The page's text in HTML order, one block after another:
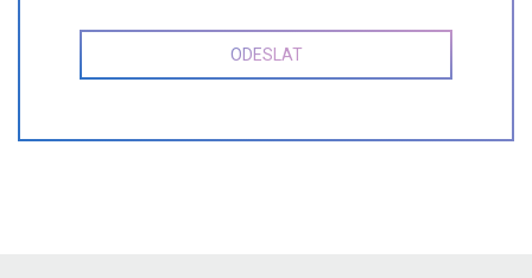
ODESLAT